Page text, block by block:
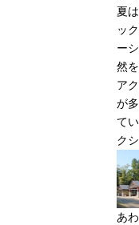
夏
ッ
ー
然
ア
が
て
ク
あ